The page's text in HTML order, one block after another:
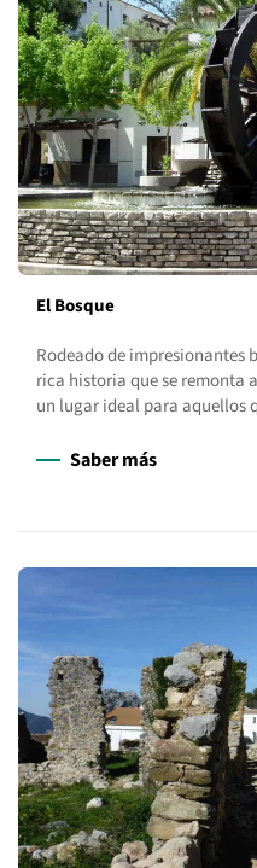
El Bosque
Rodeado de impresionantes
rica historia que se remonta
un lugar ideal para aquellos
Saber más